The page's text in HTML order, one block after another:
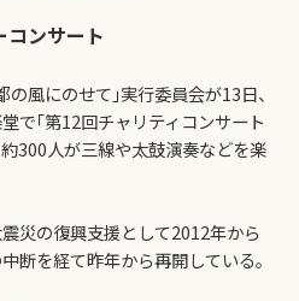
コンサート
風にのせて｣実行委員会が13日、
で｢第12回チャリティコンサート
300人が三線や太鼓演奏などを楽
災の復興支援として2012年から
断を経て昨年から再開している。